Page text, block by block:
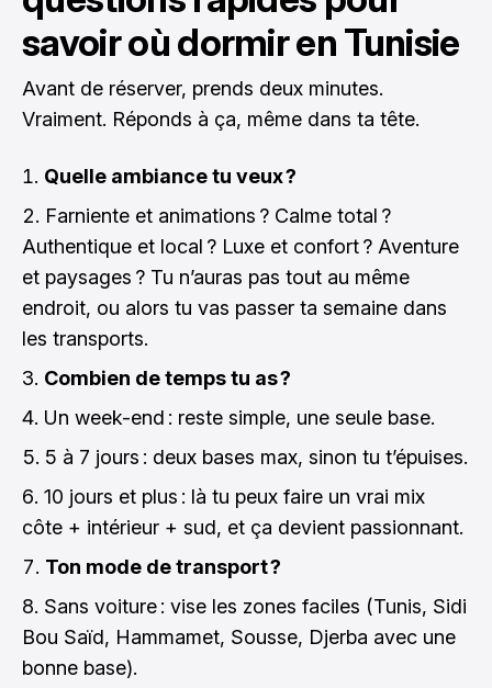
savoir où dormir en Tunisie
Avant de réserver, prends deux minutes.
Vraiment. Réponds à ça, même dans ta tête.
Quelle ambiance tu veux ?
Farniente et animations ? Calme total ?
Authentique et local ? Luxe et confort ? Aventure
et paysages ? Tu n’auras pas tout au même
endroit, ou alors tu vas passer ta semaine dans
les transports.
Combien de temps tu as ?
Un week-end : reste simple, une seule base.
5 à 7 jours : deux bases max, sinon tu t’épuises.
10 jours et plus : là tu peux faire un vrai mix
côte + intérieur + sud, et ça devient passionnant.
Ton mode de transport ?
Sans voiture : vise les zones faciles (Tunis, Sidi
Bou Saïd, Hammamet, Sousse, Djerba avec une
bonne base).